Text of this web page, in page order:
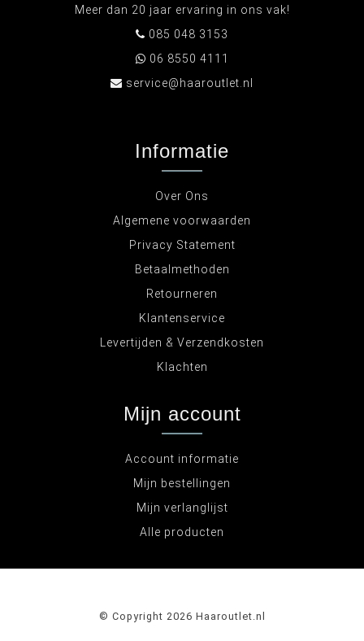
Meer dan 20 jaar ervaring in ons vak!
085 048 3153
06 8550 4111
service@haaroutlet.nl
Informatie
Over Ons
Algemene voorwaarden
Privacy Statement
Betaalmethoden
Retourneren
Klantenservice
Levertijden & Verzendkosten
Klachten
Mijn account
Account informatie
Mijn bestellingen
Mijn verlanglijst
Alle producten
© Copyright 2026 Haaroutlet.nl